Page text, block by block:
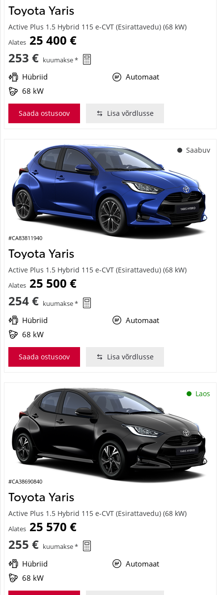
Toyota Yaris
Active Plus 1.5 Hybrid 115 e-CVT (Esirattavedu) (68 kW)
Alates 25 400 €
253 € kuumakse *
Hübriid
Automaat
68 kW
Saada ostusoov Lisa võrdlusse
Saabuv
#CA83811940
Toyota Yaris
Active Plus 1.5 Hybrid 115 e-CVT (Esirattavedu) (68 kW)
Alates 25 500 €
254 € kuumakse *
Hübriid
Automaat
68 kW
Saada ostusoov Lisa võrdlusse
Laos
#CA38690840
Toyota Yaris
Active Plus 1.5 Hybrid 115 e-CVT (Esirattavedu) (68 kW)
Alates 25 570 €
255 € kuumakse *
Hübriid
Automaat
68 kW